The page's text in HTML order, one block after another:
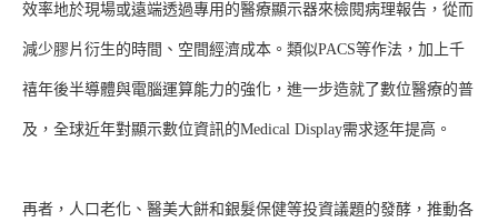
效率地於現場或遠端透過專用的醫療顯示器來檢閱病理報告，從而
減少膠片衍生的時間、空間經濟成本。類似PACS等作法，加上千
禧年後半導體與電腦運算能力的強化，進一步造就了數位醫療的普
及，全球近年對顯示數位資訊的Medical Display需求逐年提高。
再者，人口老化、醫美大餅和銀髮保健等投資議題的發酵，推動各